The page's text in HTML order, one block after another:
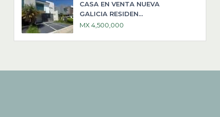
CASA EN VENTA NUEVA
GALICIA RESIDEN...
MX 4,500,000